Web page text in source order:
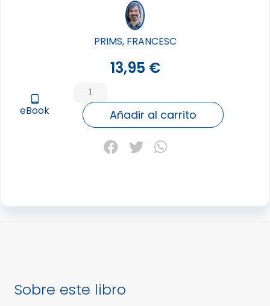
PRIMS, FRANCESC
13,95 €
tablet_android
eBook
NUEVOS
PARADIGMAS
cantidadAñadir al carrito
Sobre este libro